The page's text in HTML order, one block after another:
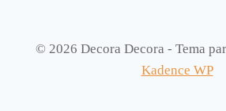
© 2026 Decora Decora - Tema
Kadence WP